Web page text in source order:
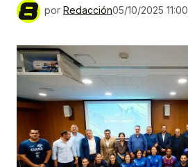
por Redacción05/10/2025 11:00